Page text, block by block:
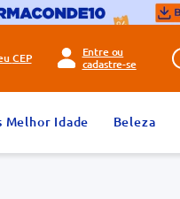
CEP
Entre ou
cadastre-se
Melhor Idade Beleza